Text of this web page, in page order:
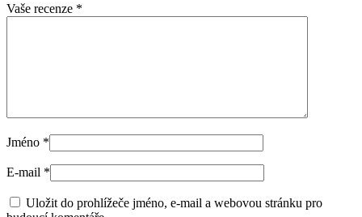
Vaše recenze *
Jméno *
E-mail *
Uložit do prohlížeče jméno, e-mail a webovou stránku pro